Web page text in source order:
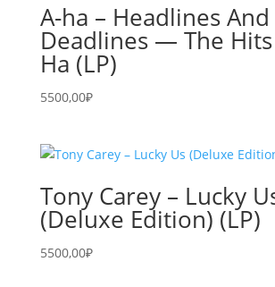
A-ha – Headlines And
Deadlines — The
Ha (LP)
5500,00₽
Tony Carey – Lucky
(Deluxe Edition) (LP)
5500,00₽